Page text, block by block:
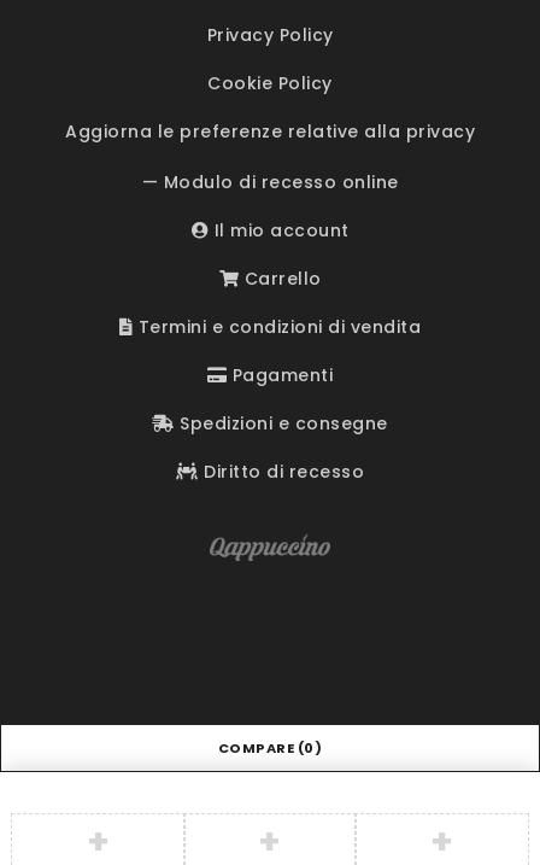
Privacy Policy
Cookie Policy
Aggiorna le preferenze relative alla privacy
— Modulo di recesso online
Il mio account
Carrello
Termini e condizioni di vendita
Pagamenti
Spedizioni e consegne
Diritto di recesso
COMPARE (0)